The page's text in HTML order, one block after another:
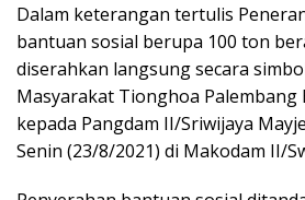
Dalam keterangan tertulis
bantuan sosial berupa 100 ton
diserahkan langsung secara
Masyarakat Tionghoa Palembang
kepada Pangdam II/Sriwijaya
Senin (23/8/2021) di Makodam II/